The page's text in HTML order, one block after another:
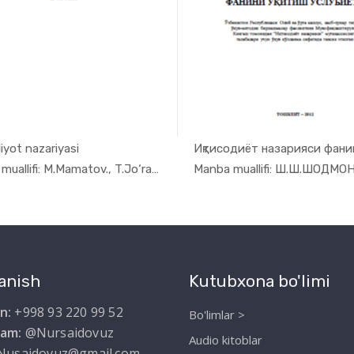
nazariyasi
Manba muallifi: М.Mamatov., T.Jo‘rayev., ...
In Iqtisod... In
+998 93 220 99 52
@Nursaidovuz
Kutubxona bo'limi
Bo'limlar >
Audio kitoblar